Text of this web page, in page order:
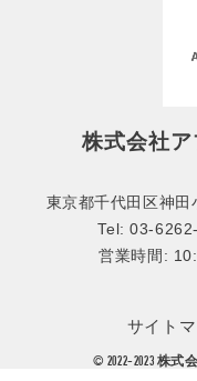
株式会社
東京都千代田区神
Tel: 03-
営業時間:
© 2022-2023 株式
サイト